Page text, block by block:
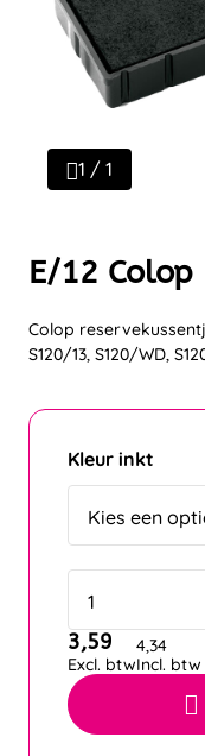
1 / 1
E/12 Colop
Colop
S120/13, S120/WD,
Kleur inkt
3,59
Excl. btw
4,34
Incl. btw